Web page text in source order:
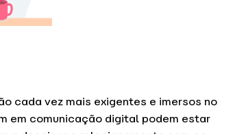
cada vez mais exigentes e imersos no
em comunicação digital podem estar